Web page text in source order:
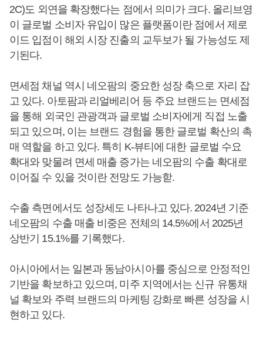
2C)도 외연을 확장했다는 점에서 의미가 크다. 올리브영
이 글로벌 소비자 유입이 많은 플랫폼이란 점에서 제로
이드 입점이 해외 시장 진출의 교두보가 될 가능성도 제
기된다.
면세점 채널 역시 네오팜의 중요한 성장 축으로 자리 잡
고 있다. 아토팜과 리얼베리어 등 주요 브랜드는 면세점
을 통해 외국인 관광객과 글로벌 소비자에게 직접 노출
되고 있으며, 이는 브랜드 경험을 통한 글로벌 확산의 촉
매 역할을 하고 있다. 특히 K-뷰티에 대한 글로벌 수요
확대와 맞물려 면세 매출 증가는 네오팜의 수출 확대로
이어질 수 있을 것이란 전망도 가능핟.
수출 측면에서도 성장세도 나타나고 있다. 2024년 기준
네오팜의 수출 매출 비중은 전체의 14.5%에서 2025년
상반기 15.1%를 기록했다.
아시아에서는 일본과 동남아시아를 중심으로 안정적인
기반을 확보하고 있으며, 미주 지역에서는 신규 유통채
널 확보와 주력 브랜드의 마케팅 강화로 빠른 성장을 시
현하고 있다.